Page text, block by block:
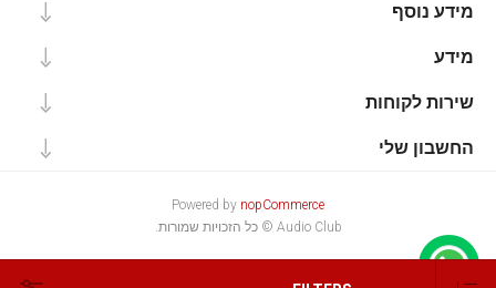
מידע נוסף
מידע
שירות לקוחות
החשבון שלי
Powered by nopCommerce
Audio Club © כל הזכויות שמורות.